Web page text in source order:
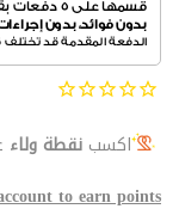
اكسب نقطة ولاء
to earn points